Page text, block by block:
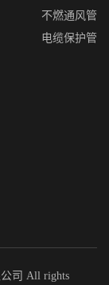
不燃通风管
电缆保护管
司 All rights